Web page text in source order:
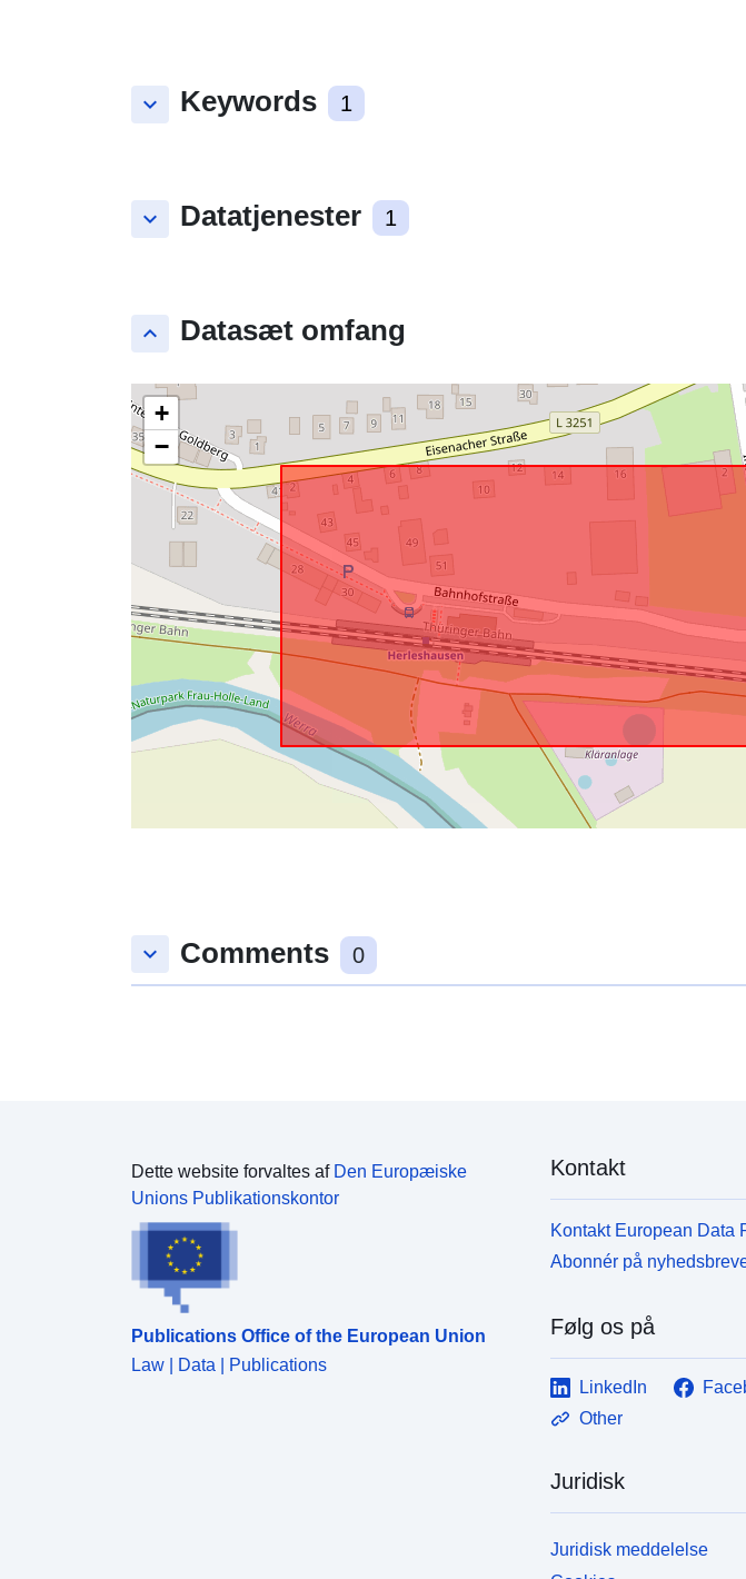
keyboard_arrow_down Keywords 1
keyboard_arrow_down Datatjenester 1
keyboard_arrow_up Datasæt omfang
+
−
keyboard_arrow_down Comments 0
Dette website forvaltes af Den Europæiske
Unions Publikationskontor
Publications Office of the European Union
Law | Data | Publications
Kontakt
Kontakt European Data
Abonnér på
Følg os på
LinkedIn
Other
Juridisk
Juridisk meddelelse